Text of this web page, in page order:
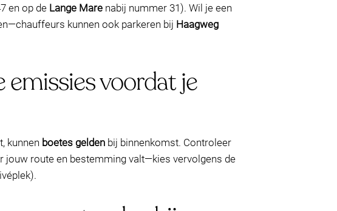
en op de Lange Mare nabij nummer 31). Wil je een
kunnen ook parkeren bij Haagweg
voordat je
kunnen boetes gelden bij binnenkomst. Controleer
jouw route en bestemming valt—kies vervolgens de